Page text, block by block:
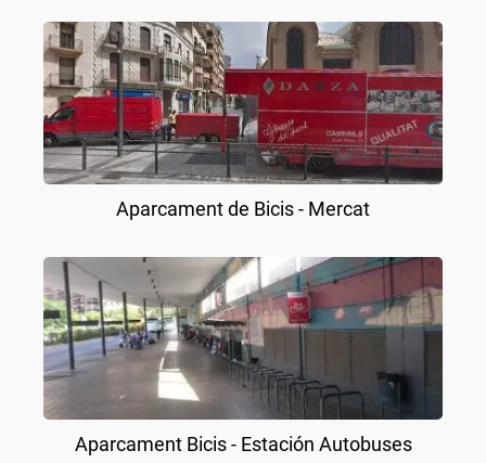
Aparcament de Bicis - Mercat
Aparcament Bicis - Estación Autobuses